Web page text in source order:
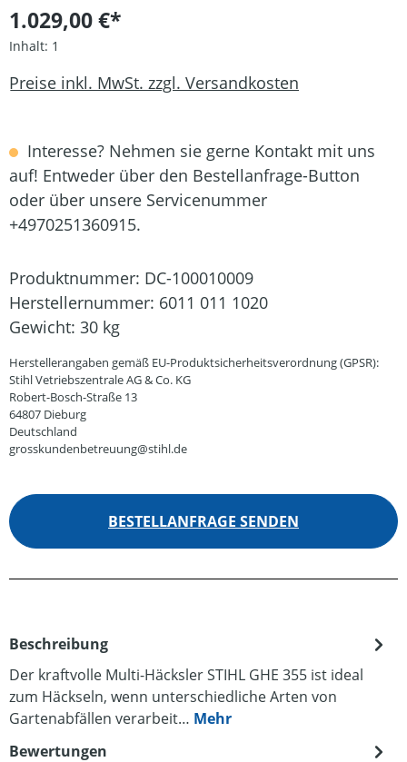
1.029,00 €*
Inhalt: 1
Preise inkl. MwSt. zzgl. Versandkosten
Interesse? Nehmen sie gerne Kontakt mit uns
auf! Entweder über den Bestellanfrage-Button
oder über unsere Servicenummer
+4970251360915.
Produktnummer: DC-100010009
Herstellernummer: 6011 011 1020
Gewicht: 30 kg
Herstellerangaben gemäß EU-Produktsicherheitsverordnung (GPSR):
Stihl Vetriebszentrale AG & Co. KG
Robert-Bosch-Straße 13
64807 Dieburg
Deutschland
grosskundenbetreuung@stihl.de
BESTELLANFRAGE SENDEN
Beschreibung
Der kraftvolle Multi-Häcksler STIHL GHE 355 ist ideal
zum Häckseln, wenn unterschiedliche Arten von
Gartenabfällen verarbeit… Mehr
Bewertungen